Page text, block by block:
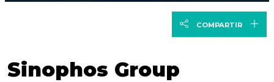
Sinophos Group
COMPARTIR